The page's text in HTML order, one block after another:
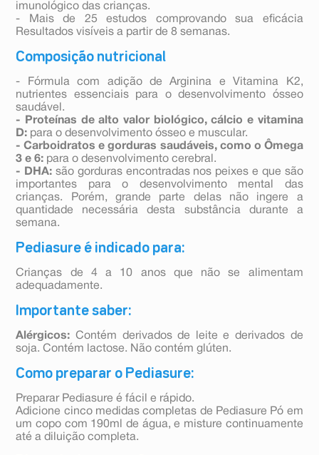
imunológico das crianças.
- Mais de 25 estudos comprovando sua eficácia
Resultados visíveis a partir de 8 semanas.
Composição nutricional
- Fórmula com adição de Arginina e Vitamina K2,
nutrientes essenciais para o desenvolvimento ósseo
saudável.
- Proteínas de alto valor biológico, cálcio e vitamina
D: para o desenvolvimento ósseo e muscular.
- Carboidratos e gorduras saudáveis, como o Ômega
3 e 6: para o desenvolvimento cerebral.
- DHA: são gorduras encontradas nos peixes e que são
importantes para o desenvolvimento mental das
crianças. Porém, grande parte delas não ingere a
quantidade necessária desta substância durante a
semana.
Pediasure é indicado para:
Crianças de 4 a 10 anos que não se alimentam
adequadamente.
Importante saber:
Alérgicos: Contém derivados de leite e derivados de
soja. Contém lactose. Não contém glúten.
Como preparar o Pediasure:
Preparar Pediasure é fácil e rápido.
Adicione cinco medidas completas de Pediasure Pó em
um copo com 190ml de água, e misture continuamente
até a diluição completa.